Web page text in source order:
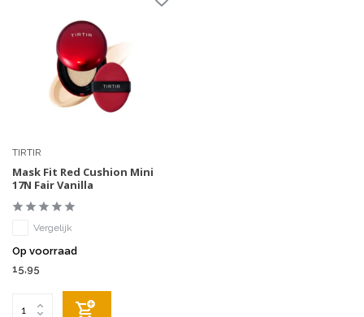
TIRTIR
Mask Fit Red Cushion Mini
17N Fair Vanilla
Vergelijk
Op voorraad
15,95